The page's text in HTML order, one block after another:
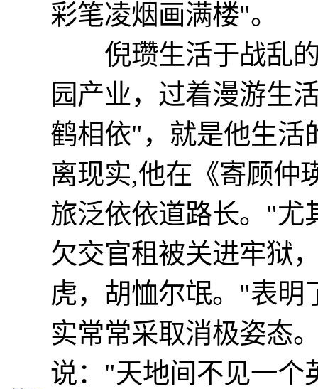
彩笔凌烟画满楼"。
倪瓒生活于战乱的
园产业，过着漫游生
鹤相依"，就是他生活
离现实,他在《寄顾仲
旅泛依依道路长。"尤
欠交官租被关进牢狱
虎，胡恤尔氓。"表明
实常常采取消极姿态
说："天地间不见一个